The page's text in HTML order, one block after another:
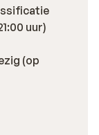
uur)
(op